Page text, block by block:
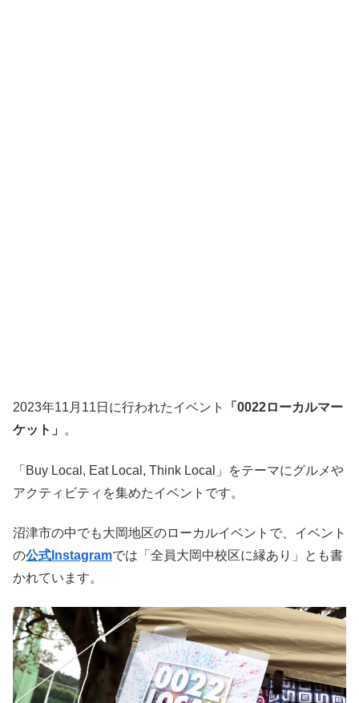
2023年11月11日に行われたイベント
「0022ローカルマー
ケット」
。
「Buy Local, Eat Local, Think Local」をテーマにグルメや
アクティビティを集めたイベントです。
沼津市の中でも大岡地区のローカルイベントで、イベント
の公式Instagramでは「全員大岡中校区に縁あり」とも書
かれています。